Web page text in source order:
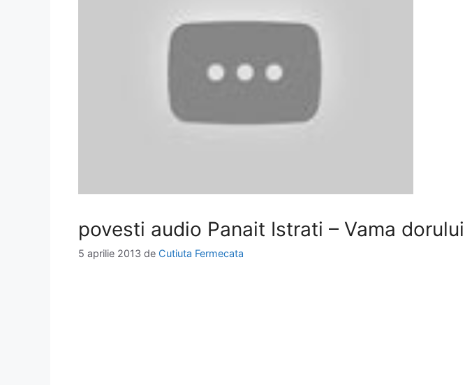
povesti audio Panait Istrati – Vama dorului
5 aprilie 2013 de Cutiuta Fermecata